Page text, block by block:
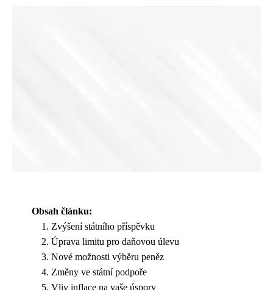
Obsah článku:
Zvýšení státního příspěvku
Úprava limitu pro daňovou úlevu
Nové možnosti výběru peněz
Změny ve státní podpoře
Vliv inflace na vaše úspory